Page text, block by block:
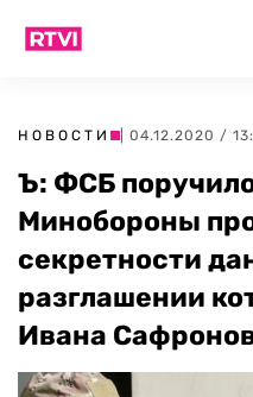
НОВОСТИ | 04.12.2020 /
Ъ: ФСБ
Минобороны
секретности
разглашении
Ивана